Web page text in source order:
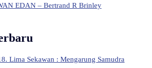
EDAN – Bertrand R Brinley
Lima Sekawan : Mengarung Samudra